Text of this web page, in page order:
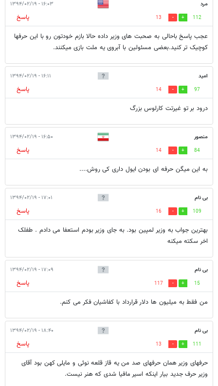
مرد ۱۶:۰۳ - ۱۳۹۴/۰۲/۱۹
112
13
پاسخ
عجب پاسخ باحالی به صحبت های وزیر داده حالا بازم خودتون رو با این حرفها
کوچیک تر کنید.بعضی مسئولین با آبروی یه ملت بازی میکنند.
امید ۱۶:۱۱ - ۱۳۹۴/۰۲/۱۹
97
14
پاسخ
درود بر تو غیرتت کارلوس بزرگ
منصور ۱۶:۵۰ - ۱۳۹۴/۰۲/۱۹
84
14
پاسخ
به این میگن حرفه ای بودن ایول داری کی روش....
بی نام ۱۷:۰۱ - ۱۳۹۴/۰۲/۱۹
109
16
پاسخ
بهترین جواب به وزیر لمپین بود. به جای وزیر بودم استعفا می دادم . طفلک
اخر سکته میکنه
بی نام ۱۷:۰۹ - ۱۳۹۴/۰۲/۱۹
15
117
پاسخ
من فقط به میلیون ها دلار قرارداد با کفاشیان فکر می کنم.
بی نام ۱۸:۴۰ - ۱۳۹۴/۰۲/۱۹
111
13
پاسخ
حرفهای وزیر همان حرفهای صد من یه قاز قلعه نوئی و مایلی کهن بود آقای
وزیر حرف جدید بیار اینکه اسیر مافیا شدی که هنر نیست.